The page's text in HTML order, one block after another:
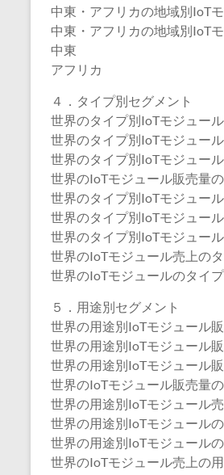
中東・アフリカの地域別IoT
中東・アフリカの地域別IoT
中東
アフリカ
４．タイプ別セグメント
世界のタイプ別IoTモジュー
世界のタイプ別IoTモジュー
世界のタイプ別IoTモジュー
世界のIoTモジュール販売量
世界のタイプ別IoTモジュー
世界のタイプ別IoTモジュー
世界のタイプ別IoTモジュー
世界のIoTモジュール売上の
世界のIoTモジュールのタイ
５．用途別セグメント
世界の用途別IoTモジュール
世界の用途別IoTモジュール
世界の用途別IoTモジュール
世界のIoTモジュール販売量
世界の用途別IoTモジュール
世界の用途別IoTモジュール
世界の用途別IoTモジュール
世界のIoTモジュール売上の